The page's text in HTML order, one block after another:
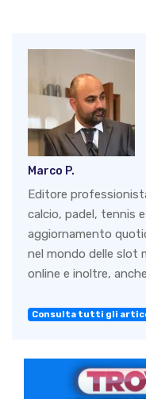
Marco P.
Editore
calcio, padel, tennis
aggiornamento
nel mondo delle slot
online e inoltre,
Consulta tutti gli